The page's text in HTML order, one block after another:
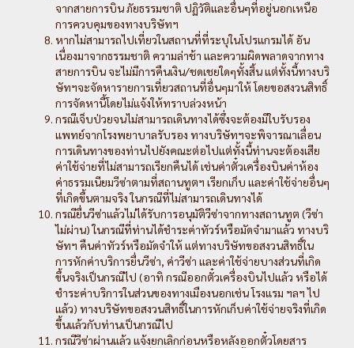
จากสายการบิน ภัยธรรมชาติ ปฏิวัติและอื่นๆที่อยู่นอกเหนือ
การควบคุมของทางบริษัทฯ
หากไม่สามารถไปเที่ยวในสถานที่ที่ระบุในโปรแกรมได้ อัน
เนื่องมาจากธรรมชาติ ความล่าช้า และความผิดพลาดจากทาง
สายการบิน จะไม่มีการคืนเงิน/ชดเชยใดๆทั้งสิ้น แต่ทั้งนี้ทางบริ
ษัทฯจะจัดหารายการเที่ยวสถานที่อื่นๆมาให้ โดยขอสงวนสิทธิ์
การจัดหานี้โดยไม่แจ้งให้ทราบล่วงหน้า
กรณีเจ็บป่วยจนไม่สามารถเดินทางได้ซึ่งจะต้องมีใบรับรอง
แพทย์จากโรงพยาบาลรับรอง ทางบริษัทฯจะพิจารณาเลื่อน
การเดินทางของท่านไปยังคณะต่อไปแต่ทั้งนี้ท่านจะต้องเสีย
ค่าใช้จ่ายที่ไม่สามารถเรียกคืนได้ เช่นค่าตั๋วเครื่องบินค่าห้อง
ค่าธรรมเนียมวีซ่าตามที่สถานทูตฯ เรียกเก็บ และค่าใช้จ่ายอื่นๆ
ที่เกิดขึ้นตามจริง ในกรณีที่ไม่สามารถเดินทางได้
กรณียื่นวีซ่าแล้วไม่ได้รับการอนุมัติวีซ่าจากทางสถานทูต (วีซ่า
ไม่ผ่าน) ในกรณีที่ท่านได้ชำระค่าทัวร์หรือมัดจำมาแล้ว ทางบริ
ษัทฯ คืนค่าทัวร์หรือมัดจำให้ แต่ทางบริษัทขอสงวนสิทธิ์ใน
การหักค่าบริการยื่นวีซ่า, ค่าวีซ่า และค่าใช้จ่ายบางส่วนที่เกิด
ขึ้นจริงเป็นกรณีไป (อาทิ กรณีออกตั๋วเครื่องบินไปแล้ว หรือได้
ชำระค่าบริการในส่วนของทางเมืองนอกเช่น โรงแรม ฯลฯ ไป
แล้ว) ทางบริษัทขอสงวนสิทธิ์ในการหักเก็บค่าใช้จ่ายจริงที่เกิด
ขึ้นแล้วกับท่านเป็นกรณีไป
กรณีวีซ่าผ่านแล้ว แจ้งยกเลิกก่อนหรือหลังออกตั๋วโดยสาร